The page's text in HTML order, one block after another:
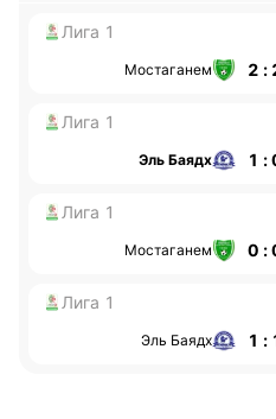
Лига 1
Мостаганем 2 :
Лига 1
Эль Баядх 1 :
Лига 1
Мостаганем 0 :
Лига 1
Эль Баядх 1 :